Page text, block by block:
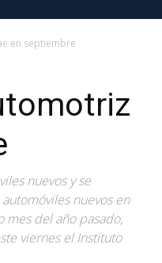
en septiembre
nuevos y se
nuevos en
del año pasado,
viernes el Instituto